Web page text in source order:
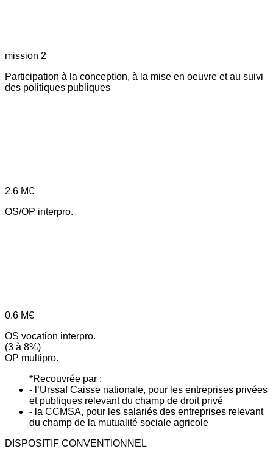
mission 2
Participation à la conception, à la mise en oeuvre et au suivi
des politiques publiques
2.6 M€
OS/OP interpro.
0.6 M€
OS vocation interpro.
(3 à 8%)
OP multipro.
*Recouvrée par :
- l’Urssaf Caisse nationale, pour les entreprises privées
et publiques relevant du champ de droit privé
- la CCMSA, pour les salariés des entreprises relevant
du champ de la mutualité sociale agricole
DISPOSITIF CONVENTIONNEL